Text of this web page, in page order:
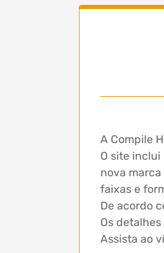
A Compile
O site inclui
nova
faixas e
De acordo
Os
Assista ao